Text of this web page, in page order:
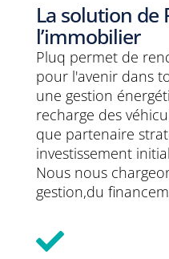
La solution de
l’immobilier
Pluq permet de
pour l'avenir dans
une gestion
recharge des
que partenaire
investissement
Nous nous
gestion,du